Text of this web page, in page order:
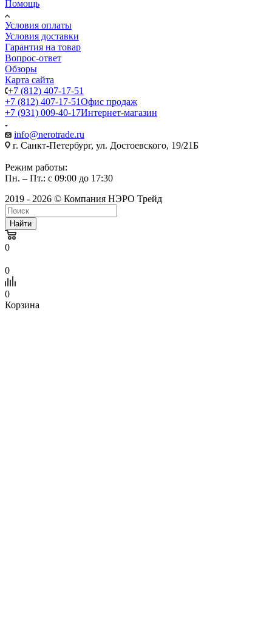
Помощь
Условия оплаты
Условия доставки
Гарантия на товар
Вопрос-ответ
Обзоры
Карта сайта
+7 (812) 407-17-51
+7 (812) 407-17-51Офис продаж
+7 (931) 009-40-17Интернет-магазин
info@nerotrade.ru
г. Санкт-Петербург, ул. Достоевского, 19/21Б
Режим работы:
Пн. – Пт.: с 09:00 до 17:30
2019 - 2026 © Компания НЭРО Трейд
Найти
0
0
0
Корзина